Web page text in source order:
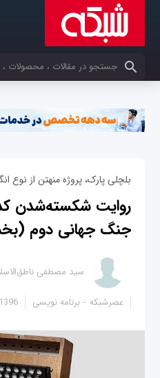
کلمات کلیدی خود را وارد کنید
بلچلی پارک، پروژه منهتن از نوع
روايت شكسته‌شدن
جنگ جهانی دوم
13:25
سید مصطفی
عصرشبکه برنامه نویسی